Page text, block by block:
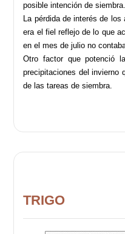
posible intención de siembra.
La pérdida de interés de
era el fiel reflejo de lo que
en el mes de julio no
Otro factor que potenció
precipitaciones del invierno
de las tareas de siembra.
TRIGO